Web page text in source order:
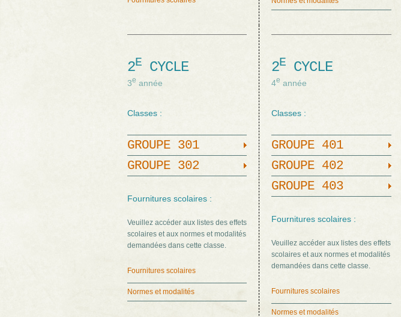
2E CYCLE
3e année
Classes :
GROUPE 301
GROUPE 302
Fournitures scolaires :
Veuillez accéder aux listes des effets
scolaires et aux normes et modalités
demandées dans cette classe.
Fournitures scolaires
Normes et modalités
2E CYCLE
4e année
Classes :
GROUPE 401
GROUPE 402
GROUPE 403
Fournitures scolaires :
Veuillez accéder aux listes des effets
scolaires et aux normes et modalités
demandées dans cette classe.
Fournitures scolaires
Normes et modalités